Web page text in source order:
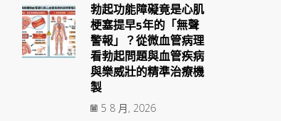
勃起功能障礙竟是心肌
梗塞提早5年的「無聲
警報」？從微血管病理
看勃起問題與血管疾病
與樂威壯的精準治療機
製
5 8 月, 2026